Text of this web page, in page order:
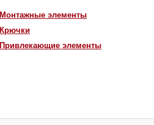
Монтажные элементы
Крючки
Привлекающие элементы